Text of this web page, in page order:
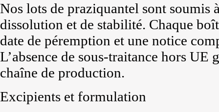
Nos lots de praziquantel sont soumis
dissolution et de stabilité. Chaque
date de péremption et une notice
L’absence de sous-traitance hors
chaîne de production.
Excipients et formulation